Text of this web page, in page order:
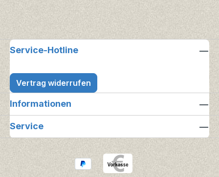
Service-Hotline
Vertrag widerrufen
Informationen
Service